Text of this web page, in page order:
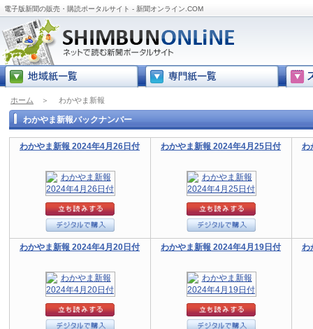
電子版新聞の販売・購読ポータルサイト - 新聞オンライン.COM
ホーム ＞ わかやま新報
わかやま新報バックナンバー
わかやま新報 2024年4月26日付 わかやま新報 2024年4月25日付 わ
わかやま新報 2024年4月20日付 わかやま新報 2024年4月19日付 わ